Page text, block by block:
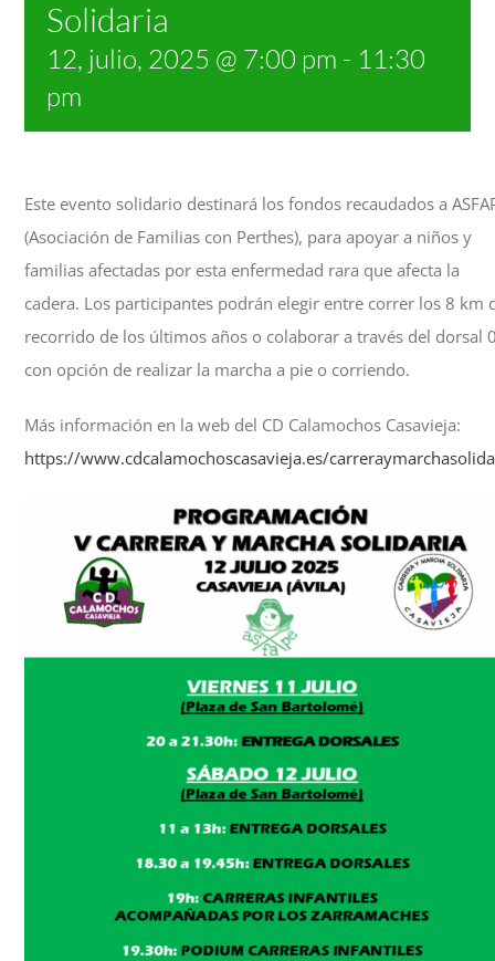
Solidaria
12, julio, 2025 @ 7:00 pm - 11:30
pm
Este evento solidario destinará los fondos recaudados a
(Asociación de Familias con Perthes), para apoyar a niños y
familias afectadas por esta enfermedad rara que afecta la
cadera. Los participantes podrán elegir entre correr los 8 km
recorrido de los últimos años o colaborar a través del dorsal
con opción de realizar la marcha a pie o corriendo.
Más información en la web del CD Calamochos Casavieja:
https://www.cdcalamochoscasavieja.es/